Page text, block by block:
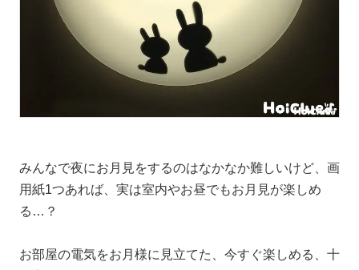
みんなで夜にお月見をするのはなかなか難しいけど、画
用紙1つあれば、実は室内やお昼でもお月見が楽しめ
る…？
お部屋の電気をお月様に見立てた、今すぐ楽しめる、十